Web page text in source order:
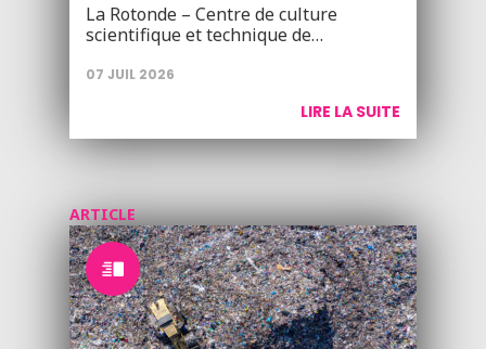
La Rotonde – Centre de culture
scientifique et technique de…
07 JUIL 2026
LIRE LA SUITE
ARTICLE